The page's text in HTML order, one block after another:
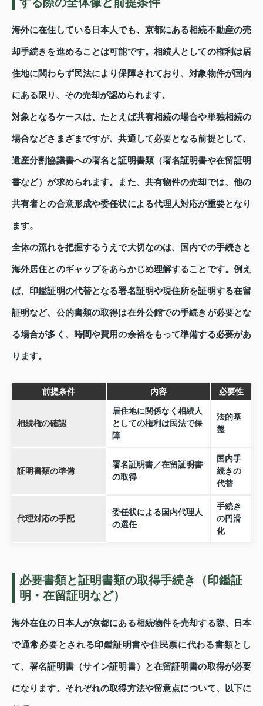
海外に在住している日本人でも、京都にある相続不動産の売
却手続きを進めることは可能です。相続人としての権利は居
住地に関わらず民法により保障されており、対象物件が国内
にある限り、その売却が認められます。
対象となるケースは、たとえば共有相続の場合や単独相続の
場合などさまざまですが、共通して必要となる前提として、
遺産分割協議書への署名と証明書類（署名証明書や在留証明
書など）が求められます。また、共有物件の売却では、他の
共有者との合意形成や委任状による代理人対応が重要となり
ます。
全体の流れを把握するうえで大切なのは、国内での手続きと
海外居住とのギャップをあらかじめ理解することです。例え
ば、印鑑証明の代替となる署名証明や現住所を証明する在留
証明など、公的書類の取得は在外公館での手続きが必要とな
る場合が多く、時間や費用の余裕をもって準備する必要があ
ります。
前提条件 内容 必要性
相続権の確認
居住地に関係なく相続人
としての権利は民法で保
障
法的基
盤
証明書類の準備
署名証明書／在留証明書
の取得
国内手
続きの
代替
代理対応の手配
委任状による国内代理人
の選任
手続き
の円滑
化
必要書類と証明書類の取得手続き（印鑑証
明・在留証明など）
海外在住の日本人が京都にある相続物件を売却する際、日本
で通常必要とされる印鑑証明書や住民票に代わる書類とし
て、署名証明書（サイン証明書）と在留証明書の取得が必要
になります。それぞれの取得方法や留意点について、以下に